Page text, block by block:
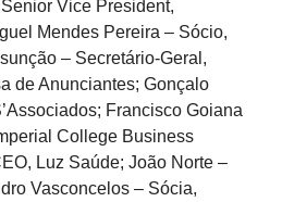
Vice President,
Mendes Pereira – Sócio,
– Secretário-Geral,
de Anunciantes; Gonçalo
Francisco Goiana
College Business
Luz Saúde; João Norte –
Vasconcelos – Sócia,